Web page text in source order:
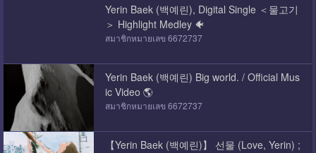
Yerin Baek (백예린), Digital Single ＜물고기
＞ Highlight Medley 🐠
สมาชิกหมายเลข 6672737
Yerin Baek (백예린) Big world. / Official Mus
ic Video 🌎
สมาชิกหมายเลข 6672737
【Yerin Baek (백예린)】 선물 (Love, Yerin) ;